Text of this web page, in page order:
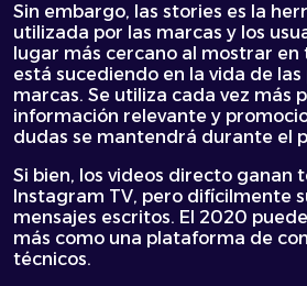
Sin embargo, las stories es la
utilizada por las marcas y los
lugar más cercano al mostrar en
está sucediendo en la vida de las
marcas. Se utiliza cada vez más
información relevante y
dudas se mantendrá durante el
Si bien, los videos directo ganan
Instagram TV, pero difícilmente
mensajes escritos. El 2020
más como una plataforma de
técnicos.